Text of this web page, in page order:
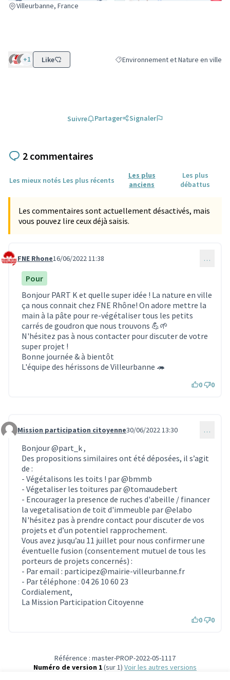
Villeurbanne, France
(Lien externe)
+1 Like Filtrer les résultats de la catégorie :
Environnement et Nature en ville
Suivre Partager Signaler
2 commentaires
Les mieux notés Les plus récents
Les plus
anciens
Les plus
débattus
Les commentaires sont actuellement désactivés, mais
vous pouvez lire ceux déjà saisis.
Commentaire 1806
FNE Rhone16/06/2022 11:38 …
Pour
Bonjour PART K et quelle super idée ! La nature en ville
ça nous connait chez FNE Rhône! On adore mettre la
main à la pâte pour re-végétaliser tous les petits
carrés de goudron que nous trouvons 💪🌱
N'hésitez pas à nous contacter pour discuter de votre
super projet !
Bonne journée & à bientôt
L'équipe des hérissons de Villeurbanne 🦔
0 0
Commentaire 1948
Mission participation citoyenne30/06/2022 13:30 …
Bonjour@part_k,
Des propositions similaires ont été déposées, il s’agit
de :
- Végétalisons les toits ! par@bmmb
- Végetaliser les toitures par@tomaudebert
- Encourager la presence de ruches d'abeille / financer
la vegetalisation de toit d'immeuble par@elabo
N'hésitez pas à prendre contact pour discuter de vos
projets et d’un potentiel rapprochement.
Vous avez jusqu’au 11 juillet pour nous confirmer une
éventuelle fusion (consentement mutuel de tous les
porteurs de projets concernés) :
- Par email : participez@mairie-villeurbanne.fr
- Par téléphone : 04 26 10 60 23
Cordialement,
La Mission Participation Citoyenne
0 0
Référence : master-PROP-2022-05-1117
Numéro de version 1(sur 1)
voir les autres versions